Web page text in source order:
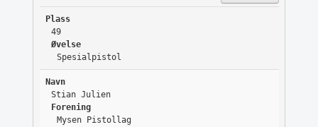
Plass
49
Øvelse
Spesialpistol
Navn
Stian Julien
Forening
Mysen Pistollag